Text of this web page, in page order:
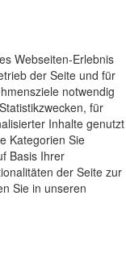
Webseiten-Erlebnis
der Seite und für
notwendig
für
Inhalte genutzt
Kategorien Sie
Basis Ihrer
der Seite zur
Sie in unseren